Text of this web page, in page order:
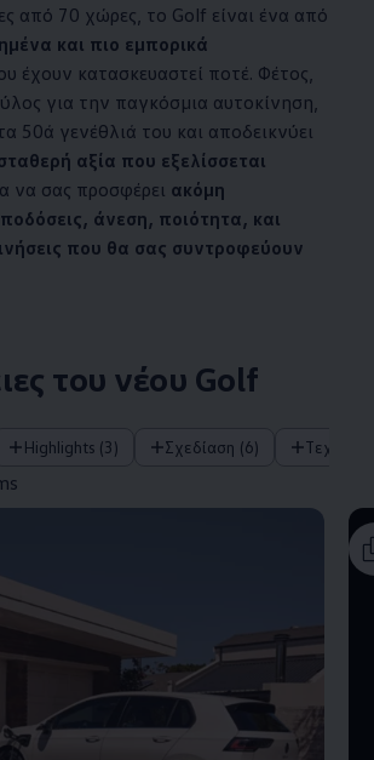
από 70 χώρες, το Golf είναι ένα από
και πιο εμπορικά
έχουν κατασκευαστεί ποτέ. Φέτος,
για την παγκόσμια αυτοκίνηση,
50ά γενέθλιά του και αποδεικνύει
αξία που εξελίσσεται
να σας προσφέρει ακόμη
άνεση, ποιότητα, και
που θα σας συντροφεύουν
του νέου Golf
Highlights (3) Σχεδίαση (6)